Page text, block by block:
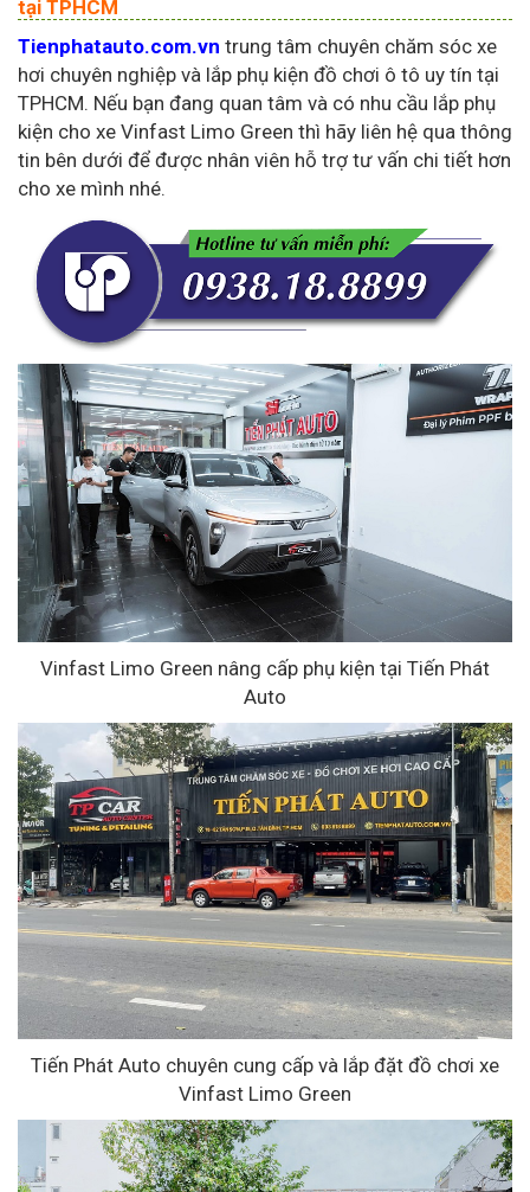
tại TPHCM
Tienphatauto.com.vn trung tâm chuyên chăm sóc xe
hơi chuyên nghiệp và lắp phụ kiện đồ chơi ô tô uy tín tại
TPHCM. Nếu bạn đang quan tâm và có nhu cầu lắp phụ
kiện cho xe Vinfast Limo Green thì hãy liên hệ qua thông
tin bên dưới để được nhân viên hỗ trợ tư vấn chi tiết hơn
cho xe mình nhé.
Vinfast Limo Green nâng cấp phụ kiện tại Tiến Phát
Auto
Tiến Phát Auto chuyên cung cấp và lắp đặt đồ chơi xe
Vinfast Limo Green